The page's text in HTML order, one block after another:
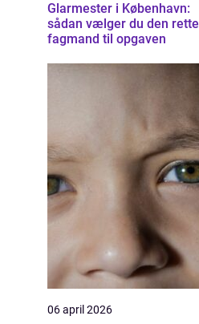
Glarmester i København:
sådan vælger du den rette
fagmand til opgaven
06 april 2026